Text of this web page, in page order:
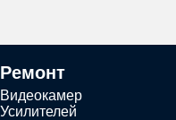
Ремонт
Видеокамер
Усилителей